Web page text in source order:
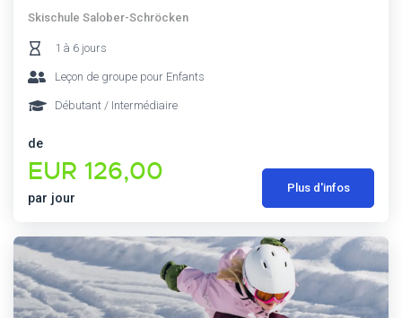
Skischule Salober-Schröcken
1 à 6 jours
Leçon de groupe pour Enfants
Débutant / Intermédiaire
de
EUR 126,00
par jour
Plus d'infos